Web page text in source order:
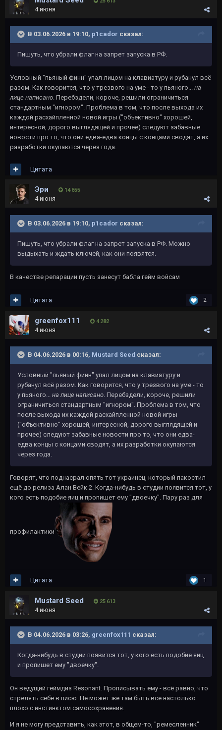
4 июня
В 03.06.2026 в 19:10, p1cador сказал:
Пишуть, что убрали флаг на запрет запуска в РФ.
Условный "пьяный финн" упал лицом на клавиатуру и рубанул всё
разом. Как говорится, что у трезвого на уме - то у пьяного... на
лице написано. Перебздели, короче, решили ограничиться
стандартным "игнором". Проблема в том, что после выхода их
каждой расхайпленной новой игры ("объективно" хорошей,
интересной, дорого выглядящей и прочее) следуют забавные
новости про то, что они едва-едва концы с концами сводят, а их
разработки окупаются через года.
Цитата
Эри 14 655
4 июня
В 03.06.2026 в 19:10, p1cador сказал:
Пишуть, что убрали флаг на запрет запуска в РФ. Можно
выдыхать и ждать ключей, как они появятся.
В качестве репарации пусть занесут бабла гейм войсам
2
Цитата
greenfox111 4 282
4 июня
В 04.06.2026 в 00:16, Mustard Seed сказал:
Условный "пьяный финн" упал лицом на клавиатуру и
рубанул всё разом. Как говорится, что у трезвого на уме - то
у пьяного... на лице написано. Перебздели, короче, решили
ограничиться стандартным "игнором". Проблема в том, что
после выхода их каждой расхайпленной новой игры
("объективно" хорошей, интересной, дорого выглядящей и
прочее) следуют забавные новости про то, что они едва-
едва концы с концами сводят, а их разработки окупаются
через года.
Говорят, что поднасрал опять тот украинец, который пакостил
ещё до релиза Алан Вейк 2. Когда-нибудь в студии появится тот, у
кого есть подобие яиц и пропишет ему "двоечку". Пару раз для
профилактики
1
Цитата
Mustard Seed 25 613
4 июня
В 04.06.2026 в 03:26, greenfox111 сказал:
Когда-нибудь в студии появится тот, у кого есть подобие яиц
и пропишет ему "двоечку".
Он ведущий геймдиз Resonant. Прописывать ему - всё равно, что
стрелять себе в писю. Не может же там быть всё настолько
плохо с инстинктом самосохранения.
И я не могу представить, как этот, в общем-то, "ремесленник"